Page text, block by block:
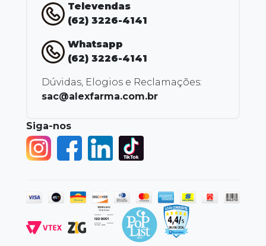
Televendas
(62) 3226-4141
Whatsapp
(62) 3226-4141
Dúvidas, Elogios e Reclamações:
sac@alexfarma.com.br
Siga-nos